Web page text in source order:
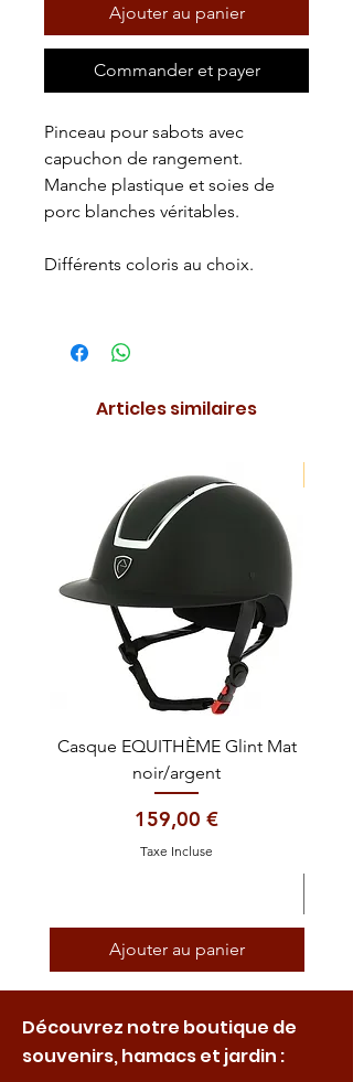
Ajouter au panier
Commander et payer
Pinceau pour sabots avec
capuchon de rangement.
Manche plastique et soies de
porc blanches véritables.
Différents coloris au choix.
Articles similaires
Casque EQUITHÈME Glint Mat
noir/argent
Prix
159,00 €
Taxe Incluse
Ajouter au panier
Découvrez notre boutique de
souvenirs, hamacs et jardin :